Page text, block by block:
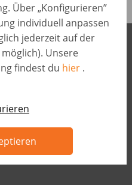
Über „Konfigurieren”
individuell anpassen
jederzeit auf der
Unsere
findest du hier .